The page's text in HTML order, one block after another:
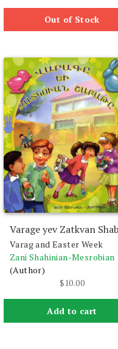
Out of Stock
Varage yev Zatkvan
Varag and Easter Week
Zani Shahinian-Mesrobian
(Author)
$10.00
Add to cart